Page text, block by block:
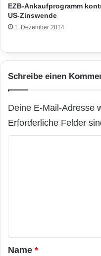
EZB-Ankaufprogramm
US-Zinswende
1. Dezember 2014
Schreibe einen
Deine E-Mail-Adresse
Erforderliche Felder
a
Name *